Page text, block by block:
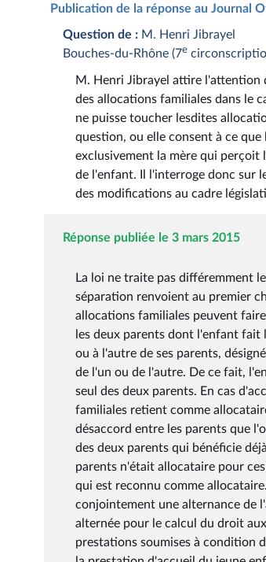
Publication de la réponse au Journal
Question de : M. Henri Jibrayel
Bouches-du-Rhône (7e
M. Henri Jibrayel attire l'attention
des allocations familiales dans le
ne puisse toucher lesdites
question, ou elle consent à ce
exclusivement la mère qui perçoit
de l'enfant. Il l'interroge donc sur
des modifications au cadre
Réponse publiée le 3 mars 2015
La loi ne traite pas différemment
séparation renvoient au premier
allocations familiales peuvent
les deux parents dont l'enfant fait
ou à l'autre de ses parents,
de l'un ou de l'autre. De ce fait,
seul des deux parents. En cas
familiales retient comme
désaccord entre les parents que
des deux parents qui bénéficie
parents n'était allocataire pour
qui est reconnu comme
conjointement une alternance de
alternée pour le calcul du droit
prestations soumises à condition